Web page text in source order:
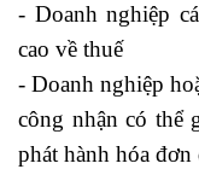
- Doanh nghiệp
cao về thuế
- Doanh nghiệp
công nhận có thể
phát hành hóa đơn